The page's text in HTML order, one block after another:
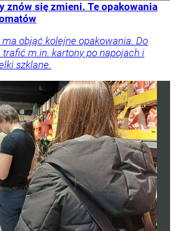
znów się zmieni. Te opakowania
objąć kolejne opakowania. Do
m.in. kartony po napojach i
szklane.